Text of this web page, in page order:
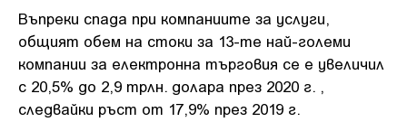
Въпреки спада при компаниите за услуги,
общият обем на стоки за 13-те най-големи
компании за електронна търговия се е увеличил
с 20,5% до 2,9 трлн. долара през 2020 г. ,
следвайки ръст от 17,9% през 2019 г.